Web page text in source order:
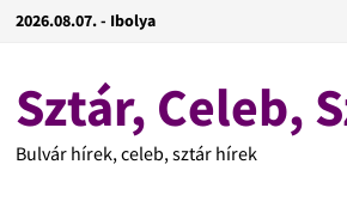
2026.08.07. - Ibolya
Sztár, Celeb,
Bulvár hírek, celeb, sztár hírek